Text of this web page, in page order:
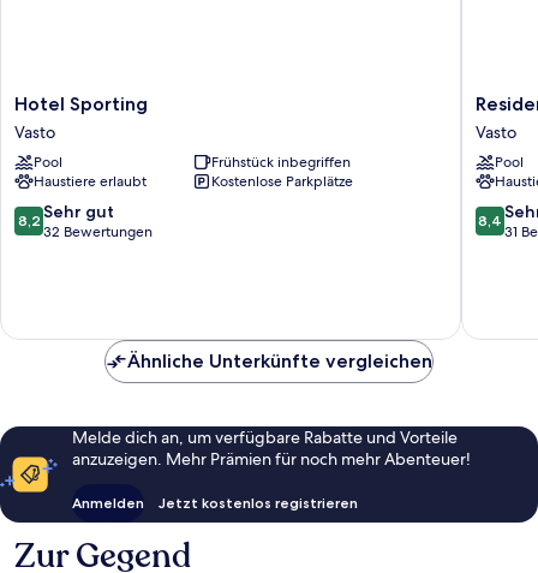
Hotel
Sporting
Vasto
Hotel Sporting
Vasto
Pool
Frühstück inbegriffen
Haustiere erlaubt
Kostenlose Parkplätze
8.2
von
Bewertungen
8,2 Sehr gut
32 Bewertungen
Vasto
Vasto
Pool
8.4
von
8,4
31
Ähnliche Unterkünfte vergleichen
Melde dich an, um verfügbare Rabatte und Vorteile
anzuzeigen. Mehr Prämien für noch mehr Abenteuer!
Anmelden Jetzt kostenlos registrieren
Zur Gegend